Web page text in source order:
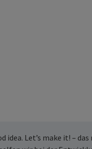
idea. Let’s make it! –